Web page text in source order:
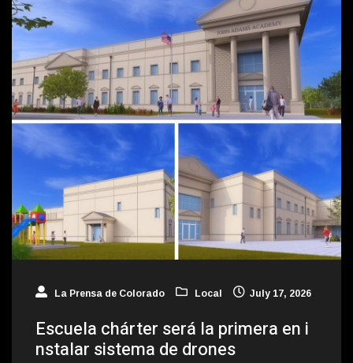
La Prensa de Colorado Local July 17, 2026
Escuela chárter será la primera en i
nstalar sistema de drones